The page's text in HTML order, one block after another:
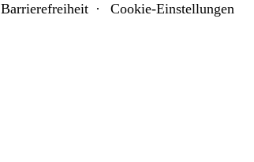
Barrierefreiheit Cookie-Einstellungen